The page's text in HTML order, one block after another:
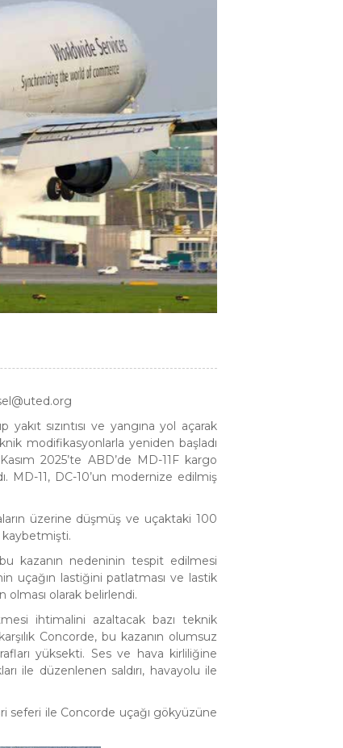
sızıntısı ve yangına yol açarak
modifikasyonlarla yeniden başladı
2025’te ABD’de MD-11F kargo
MD-11, DC-10’un modernize edilmiş
üzerine düşmüş ve uçaktaki 100
kaybetmişti.
kazanın nedeninin tespit edilmesi
uçağın lastiğini patlatması ve lastik
olması olarak belirlendi.
ihtimalini azaltacak bazı teknik
Concorde, bu kazanın olumsuz
yüksekti. Ses ve hava kirliliğine
ile düzenlenen saldırı, havayolu ile
seferi ile Concorde uçağı gökyüzüne